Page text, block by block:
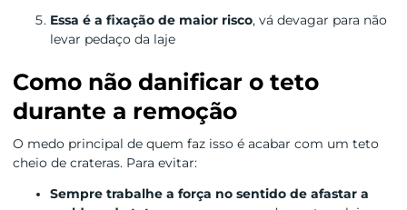
Essa é a fixação de maior risco, vá devagar para não
levar pedaço da laje
Como não danificar o teto
durante a remoção
O medo principal de quem faz isso é acabar com um teto
cheio de crateras. Para evitar:
Sempre trabalhe a força no sentido de afastar a